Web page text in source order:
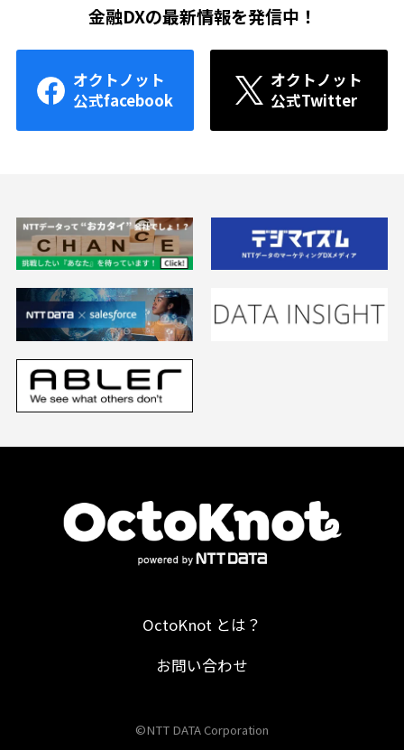
金融DXの最新情報を発信中！
オクトノット
公式facebook
オクトノット
公式Twitter
OctoKnot とは？
お問い合わせ
©NTT DATA Corporation